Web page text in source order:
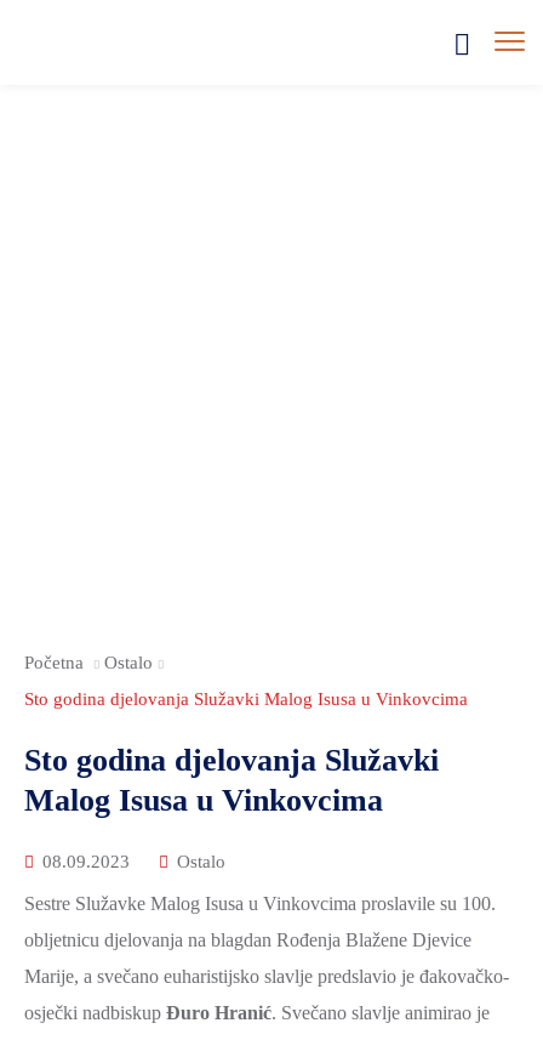
Početna
Ostalo
Sto godina djelovanja Služavki Malog Isusa u Vinkovcima
Sto godina djelovanja Služavki
Malog Isusa u Vinkovcima
08.09.2023 Ostalo
Sestre Služavke Malog Isusa u Vinkovcima proslavile su 100.
obljetnicu djelovanja na blagdan Rođenja Blažene Djevice
Marije, a svečano euharistijsko slavlje predslavio je đakovačko-
osječki nadbiskup Đuro Hranić. Svečano slavlje animirao je